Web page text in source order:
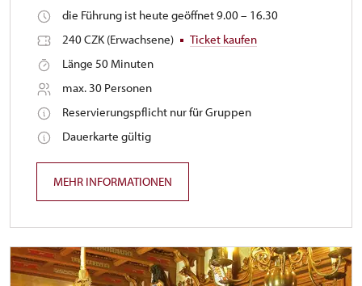
die Führung ist heute geöffnet 9.00 – 16.30
240 CZK (Erwachsene)
Ticket kaufen
Länge 50 Minuten
max. 30 Personen
Reservierungspflicht nur für Gruppen
Dauerkarte gültig
MEHR INFORMATIONEN